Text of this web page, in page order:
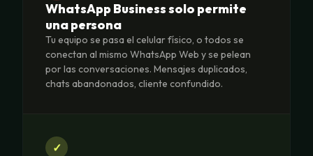
WhatsApp Business solo permite
una persona
Tu equipo se pasa el celular físico, o todos se
conectan al mismo WhatsApp Web y se pelean
por las conversaciones. Mensajes duplicados,
chats abandonados, cliente confundido.
✓